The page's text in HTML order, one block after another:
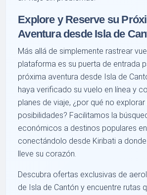
Explore y Reserve su
Aventura desde Isla de
Más allá de simplemente rastrear
plataforma es su puerta de entrada
próxima aventura desde Isla de
haya verificado su vuelo en línea y
planes de viaje, ¿por qué no explorar
posibilidades? Facilitamos la
económicos a destinos populares
conectándolo desde Kiribati a
lleve su corazón.
Descubra ofertas exclusivas de
de Isla de Cantón y encuentre rutas